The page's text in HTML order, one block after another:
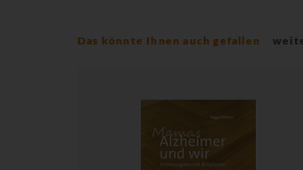
Das könnte Ihnen auch gefallen